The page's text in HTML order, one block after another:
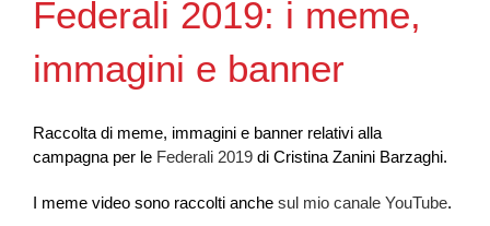
Federali 2019: i meme,
immagini e banner
Raccolta di meme, immagini e banner relativi alla
campagna per le Federali 2019 di Cristina Zanini Barzaghi.
I meme video sono raccolti anche sul mio canale YouTube.